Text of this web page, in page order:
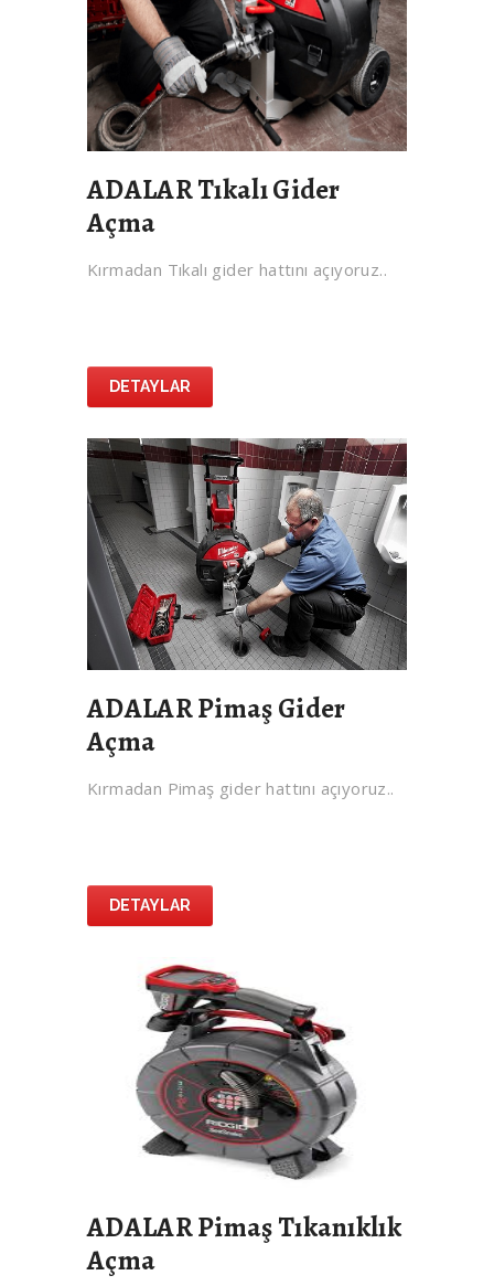
ADALAR Tıkalı Gider
Açma
Kırmadan Tıkalı gider hattını açıyoruz..
DETAYLAR
ADALAR Pimaş Gider
Açma
Kırmadan Pimaş gider hattını açıyoruz..
DETAYLAR
ADALAR Pimaş Tıkanıklık
Açma